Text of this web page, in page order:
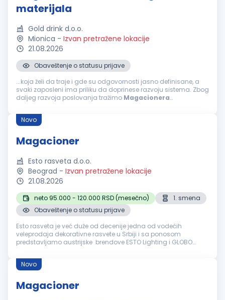
materijala
Gold drink d.o.o.
Mionica - Izvan pretražene lokacije
21.08.2026
Obaveštenje o statusu prijave
...koja želi da traje i gde su odgovornosti jasno definisane, a
svaki zaposleni ima priliku da doprinese razvoju sistema. Zbog
daljeg razvoja poslovanja tražimo Magacionera
Magacionera
Novo
Magacioner
Esto rasveta d.o.o.
Beograd - Izvan pretražene lokacije
21.08.2026
neto 95.000 - 120.000 RSD (mesečno)
1. smena
Obaveštenje o statusu prijave
Esto rasveta je već duže od decenije jedna od vodećih
veleprodaja dekorativne rasvete u Srbiji i sa ponosom
predstavljamo austrijske brendove ESTO Lighting i GLOBO
našem rastuće...
Novo
Magacioner